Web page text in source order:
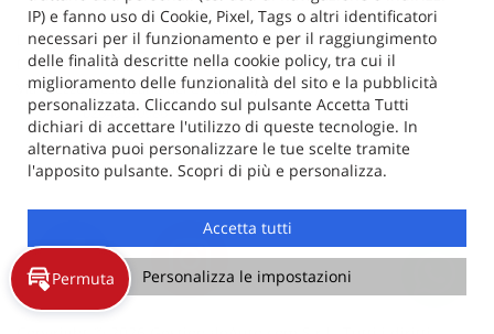
Dati fiscali:
Darzauto Srl
Via Grezze, Desenzano del Garda (BS)
C.F/P.IVA:02646530986
Registro delle imprese: BS
IP) e fanno uso di Cookie, Pixel, Tags o altri identificatori
necessari per il funzionamento e per il raggiungimento
delle finalità descritte nella cookie policy, tra cui il
miglioramento delle funzionalità del sito e la pubblicità
personalizzata. Cliccando sul pulsante Accetta Tutti
dichiari di accettare l'utilizzo di queste tecnologie. In
alternativa puoi personalizzare le tue scelte tramite
l'apposito pulsante. Scopri di più e personalizza.
Accetta tutti
Personalizza le impostazioni
Permuta